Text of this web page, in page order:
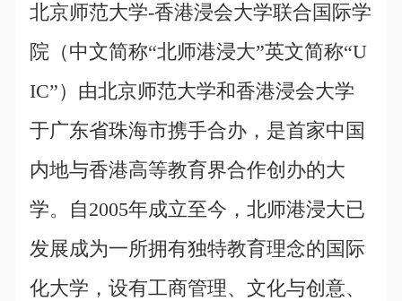
北京师范大学-香港浸会大学联合国际学
院（中文简称“北师港浸大”英文简称“U
IC”）由北京师范大学和香港浸会大学
于广东省珠海市携手合办，是首家中国
内地与香港高等教育界合作创办的大
学。自2005年成立至今，北师港浸大已
发展成为一所拥有独特教育理念的国际
化大学，设有工商管理、文化与创意、